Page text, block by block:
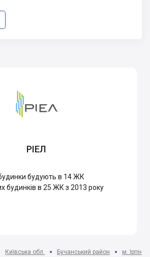
РІЕЛ
будують в 14 ЖК
будинків в 25 ЖК з 2013 року
Київська обл. Бучанський район м. Ірпінь